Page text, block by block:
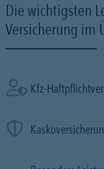
Die wichtigsten
Versicherung im
Kfz-